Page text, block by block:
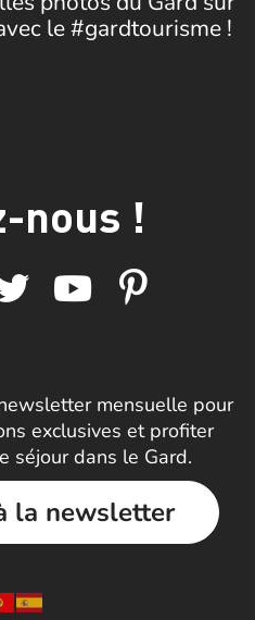
le #gardtourisme !
nous !
mensuelle pour
exclusives et profiter
séjour dans le Gard.
la newsletter